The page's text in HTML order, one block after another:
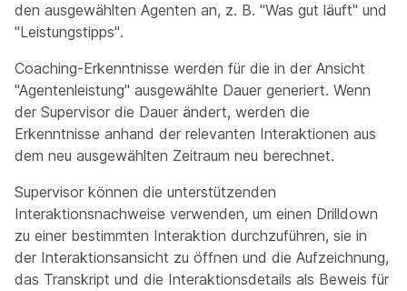
den ausgewählten Agenten an, z. B. "Was gut läuft" und
"Leistungstipps".
Coaching-Erkenntnisse werden für die in der Ansicht
"Agentenleistung" ausgewählte Dauer generiert. Wenn
der Supervisor die Dauer ändert, werden die
Erkenntnisse anhand der relevanten Interaktionen aus
dem neu ausgewählten Zeitraum neu berechnet.
Supervisor können die unterstützenden
Interaktionsnachweise verwenden, um einen Drilldown
zu einer bestimmten Interaktion durchzuführen, sie in
der Interaktionsansicht zu öffnen und die Aufzeichnung,
das Transkript und die Interaktionsdetails als Beweis für